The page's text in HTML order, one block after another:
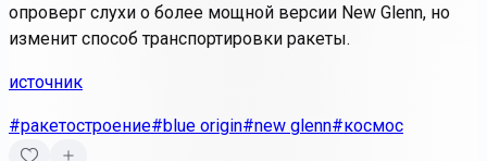
опроверг слухи о более мощной версии New Glenn, но
изменит способ транспортировки ракеты.
источник
#ракетостроение#blue origin#new glenn#космос